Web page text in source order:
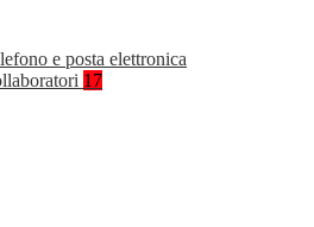
e posta elettronica
17